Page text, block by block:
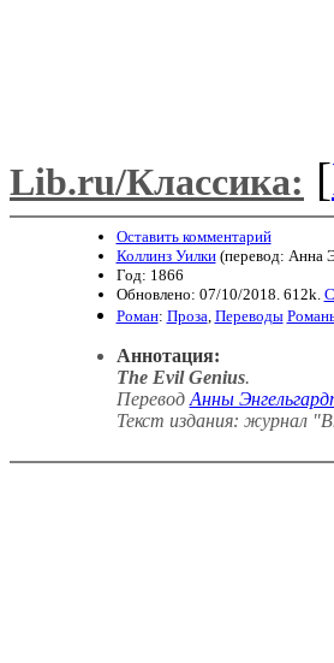
Lib.ru/Классика: [
Оставить комментарий
Коллинз Уилки(перевод: Анна
Год: 1866
Обновлено: 07/10/2018. 612k.
Роман: Проза Переводы
Аннотация:
The Evil Genius.
Перевод Анны
Текст издания: журнал